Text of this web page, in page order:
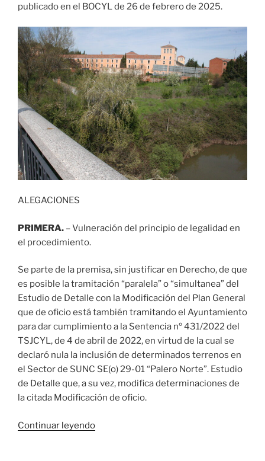
publicado en el BOCYL de 26 de febrero de 2025.
ALEGACIONES
PRIMERA. – Vulneración del principio de legalidad en
el procedimiento.
Se parte de la premisa, sin justificar en Derecho, de que
es posible la tramitación “paralela” o “simultanea” del
Estudio de Detalle con la Modificación del Plan General
que de oficio está también tramitando el Ayuntamiento
para dar cumplimiento a la Sentencia nº 431/2022 del
TSJCYL, de 4 de abril de 2022, en virtud de la cual se
declaró nula la inclusión de determinados terrenos en
el Sector de SUNC SE(o) 29-01 “Palero Norte”. Estudio
de Detalle que, a su vez, modifica determinaciones de
la citada Modificación de oficio.
Continuar leyendo“Alegación